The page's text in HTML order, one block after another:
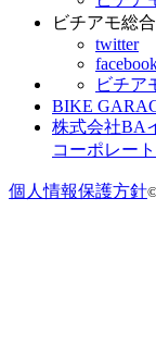
ビチアモ総
twitter
ビチア
BIKE
株式会社BA
コーポレー
個人情報保護方針